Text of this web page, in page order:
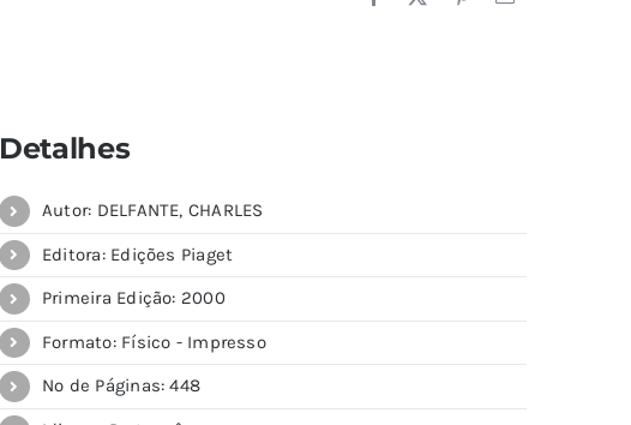
Detalhes
Autor: DELFANTE, CHARLES
Editora: Edições Piaget
Primeira Edição: 2000
Formato: Físico - Impresso
Nº de Páginas: 448